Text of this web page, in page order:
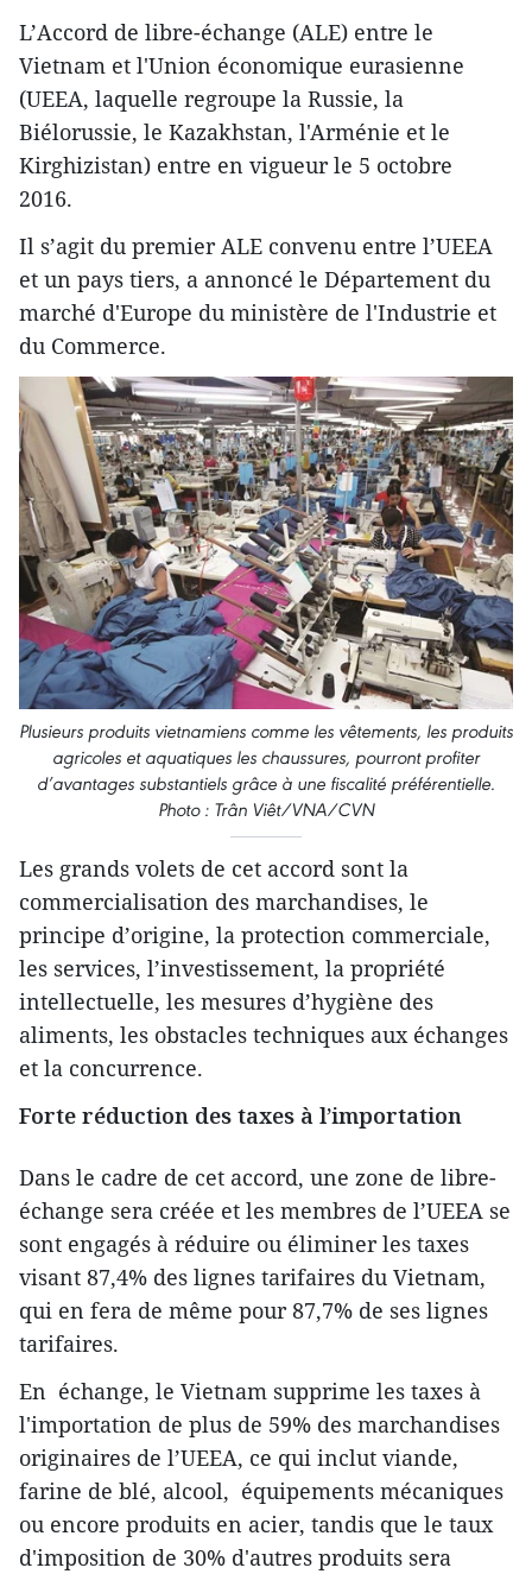
L’Accord de libre-échange (ALE) entre le
Vietnam et l'Union économique eurasienne
(UEEA, laquelle regroupe la Russie, la
Biélorussie, le Kazakhstan, l'Arménie et le
Kirghizistan) entre en vigueur le 5 octobre
2016.
Il s’agit du premier ALE convenu entre l’UEEA
et un pays tiers, a annoncé le Département du
marché d'Europe du ministère de l'Industrie et
du Commerce.
Plusieurs produits vietnamiens comme les vêtements, les produits
agricoles et aquatiques les chaussures, pourront profiter
d’avantages substantiels grâce à une fiscalité préférentielle.
Photo : Trân Viêt/VNA/CVN
Les grands volets de cet accord sont la
commercialisation des marchandises, le
principe d’origine, la protection commerciale,
les services, l’investissement, la propriété
intellectuelle, les mesures d’hygiène des
aliments, les obstacles techniques aux échanges
et la concurrence.
Forte réduction des taxes à l’importation
Dans le cadre de cet accord, une zone de libre-
échange sera créée et les membres de l’UEEA se
sont engagés à réduire ou éliminer les taxes
visant 87,4% des lignes tarifaires du Vietnam,
qui en fera de même pour 87,7% de ses lignes
tarifaires.
En échange, le Vietnam supprime les taxes à
l'importation de plus de 59% des marchandises
originaires de l’UEEA, ce qui inclut viande,
farine de blé, alcool, équipements mécaniques
ou encore produits en acier, tandis que le taux
d'imposition de 30% d'autres produits sera